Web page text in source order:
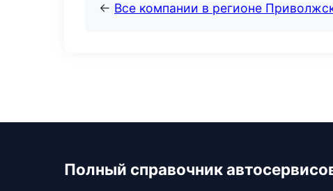
← Все компании в регионе
Полный справочник